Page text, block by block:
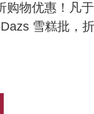
购物优惠！凡
雪糕批，